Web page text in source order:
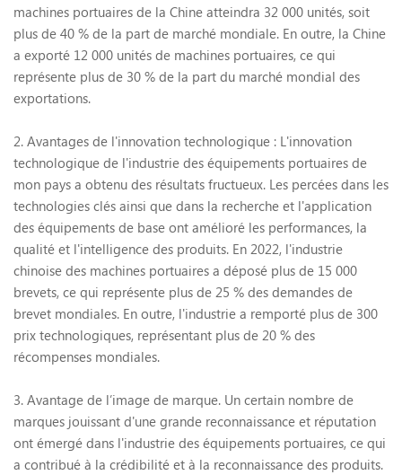
machines portuaires de la Chine atteindra 32 000 unités, soit
plus de 40 % de la part de marché mondiale. En outre, la Chine
a exporté 12 000 unités de machines portuaires, ce qui
représente plus de 30 % de la part du marché mondial des
exportations.
2. Avantages de l'innovation technologique : L'innovation
technologique de l'industrie des équipements portuaires de
mon pays a obtenu des résultats fructueux. Les percées dans les
technologies clés ainsi que dans la recherche et l'application
des équipements de base ont amélioré les performances, la
qualité et l'intelligence des produits. En 2022, l'industrie
chinoise des machines portuaires a déposé plus de 15 000
brevets, ce qui représente plus de 25 % des demandes de
brevet mondiales. En outre, l'industrie a remporté plus de 300
prix technologiques, représentant plus de 20 % des
récompenses mondiales.
3. Avantage de l’image de marque. Un certain nombre de
marques jouissant d'une grande reconnaissance et réputation
ont émergé dans l'industrie des équipements portuaires, ce qui
a contribué à la crédibilité et à la reconnaissance des produits.